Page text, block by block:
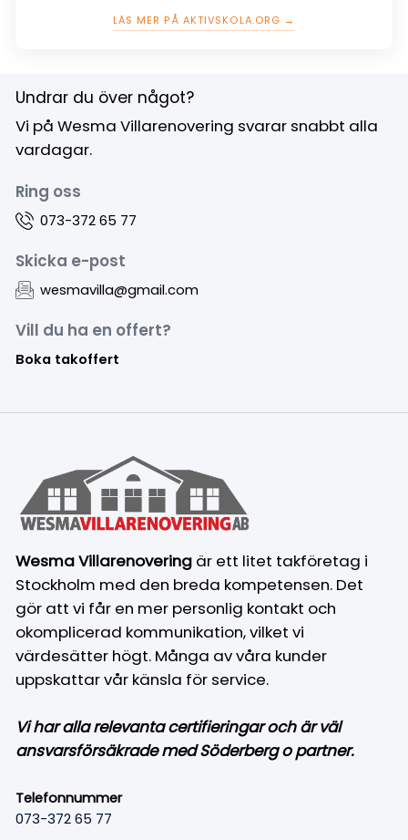
LÄS MER PÅ AKTIVSKOLA.ORG →
Undrar du över något?
Vi på Wesma Villarenovering svarar snabbt alla
vardagar.
Ring oss
073-372 65 77
Skicka e-post
wesmavilla@gmail.com
Vill du ha en offert?
Boka takoffert
Wesma Villarenoveringär ett litet takföretag i
Stockholm med den breda kompetensen. Det
gör att vi får en mer personlig kontakt och
okomplicerad kommunikation, vilket vi
värdesätter högt. Många av våra kunder
uppskattar vår känsla för service.
Vi har alla relevanta certifieringar och är väl
ansvarsförsäkrade med Söderberg o partner.
Telefonnummer
073-372 65 77